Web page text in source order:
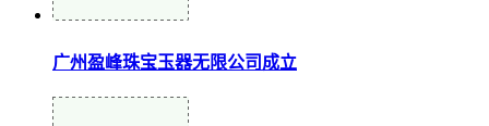
广州盈峰珠宝玉器无限公司成立